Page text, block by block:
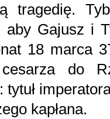
tragedię.
aby Gajusz i
18 marca
do
kapłana.